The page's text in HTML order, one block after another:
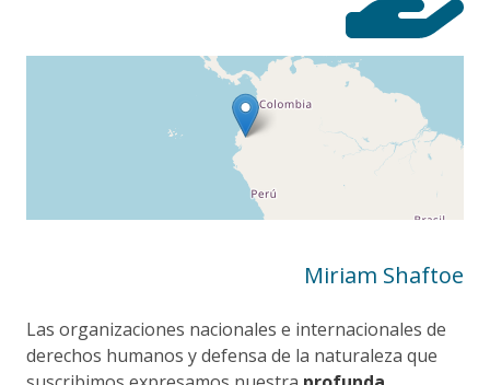
Miriam Shaftoe
Las organizaciones nacionales e internacionales de
derechos humanos y defensa de la naturaleza que